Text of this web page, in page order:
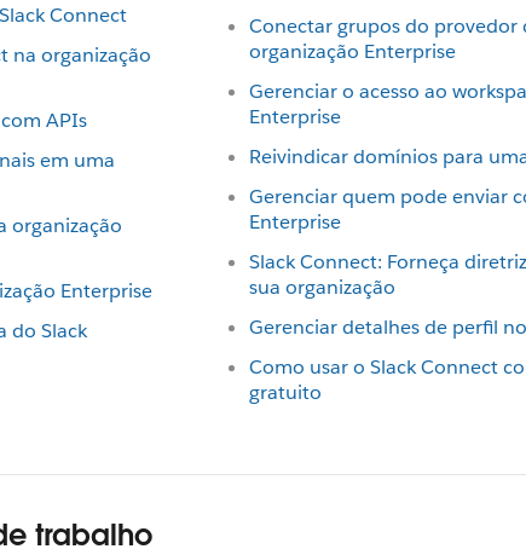
Connect
na organização
APIs
em uma
organização
Enterprise
do Slack
Conectar grupos do provedor
organização Enterprise
Gerenciar o acesso ao
Enterprise
Reivindicar domínios para
Gerenciar quem pode enviar
Enterprise
Slack Connect: Forneça
sua organização
Gerenciar detalhes de perfil
Como usar o Slack Connect
gratuito
trabalho